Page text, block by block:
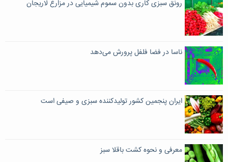
رونق سبزی کاری بدون سموم شیمیایی در مزارع لاریجان
ناسا در فضا فلفل پرورش می‌دهد
ایران پنجمین کشور تولیدکننده سبزی و صیفی است
معرفی و نحوه کشت باقلا سبز